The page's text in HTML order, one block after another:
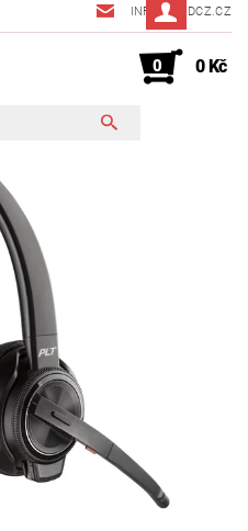
INFO@JMDCZ.CZ
0 0 Kč